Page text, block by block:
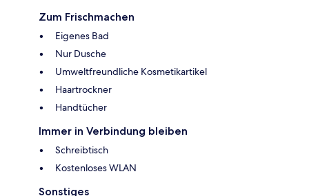
Zum Frischmachen
Eigenes Bad
Nur Dusche
Umweltfreundliche Kosmetikartikel
Haartrockner
Handtücher
Immer in Verbindung bleiben
Schreibtisch
Kostenloses WLAN
Sonstiges